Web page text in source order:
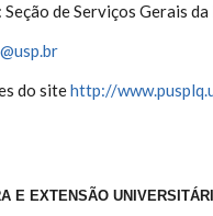
de Serviços Gerais
do sitehttp://
E EXTENSÃO